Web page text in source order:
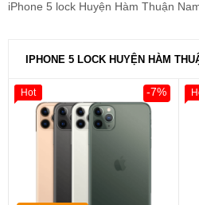
iPhone 5 lock Huyện Hàm Thuận
IPHONE 5 LOCK HUYỆN HÀM
-7%
Hot